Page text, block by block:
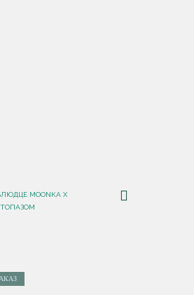
MOONKA X
ТОПАЗОМ